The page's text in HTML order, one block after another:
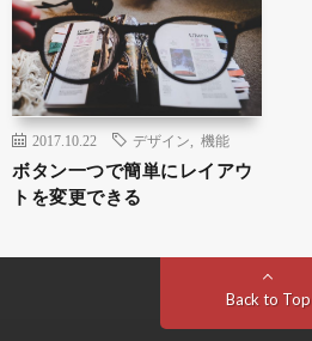
2017.10.22 デザイン 機能
ボタン一つで簡単にレイアウ
トを変更できる
Back to Top